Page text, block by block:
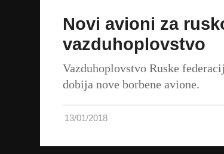
Novi avioni za
vazduhoplovstvo
Vazduhoplovstvo Ruske
dobija nove borbene avione.
13/01/2018